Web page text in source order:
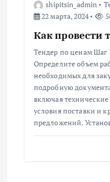
shipitsin_admin
22 марта, 2024
Как провести
Тендер по ценам Шаг
Определите объем
необходимых для
подробную
включая
условия поставки и
предложений.